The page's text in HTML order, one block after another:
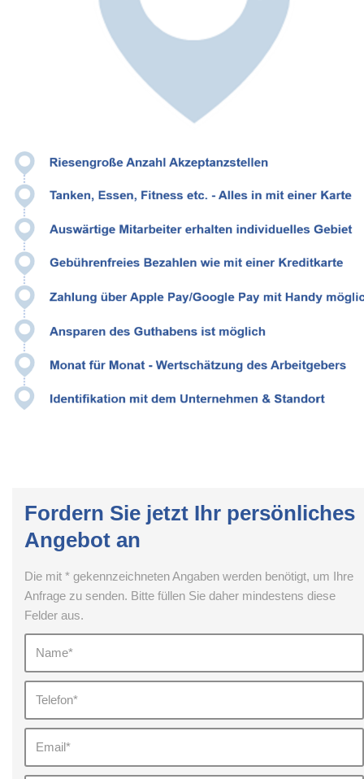
Fordern Sie jetzt Ihr persönliches
Angebot an
Die mit * gekennzeichneten Angaben werden benötigt, um Ihre
Anfrage zu senden. Bitte füllen Sie daher mindestens diese
Felder aus.